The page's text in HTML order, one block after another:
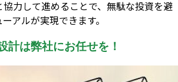
力して進めることで、無駄な投資を避
アルが実現できます。
計は弊社にお任せを！